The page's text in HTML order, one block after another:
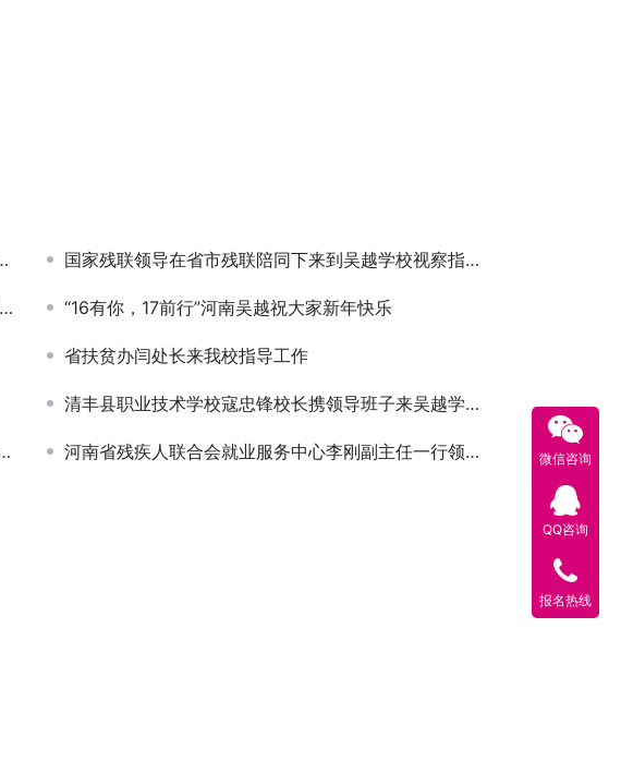
国家残联领导在省市残联陪同下来到吴越学校视察指导工作
“16有你，17前行”河南吴越祝大家新年快乐
省扶贫办闫处长来我校指导工作
清丰县职业技术学校寇忠锋校长携领导班子来吴越学校调研
河南省残疾人联合会就业服务中心李刚副主任一行领导到吴越学校看望参加全国残疾人大赛美发、美甲项目集训选手 微信咨询
QQ咨询
报名热线